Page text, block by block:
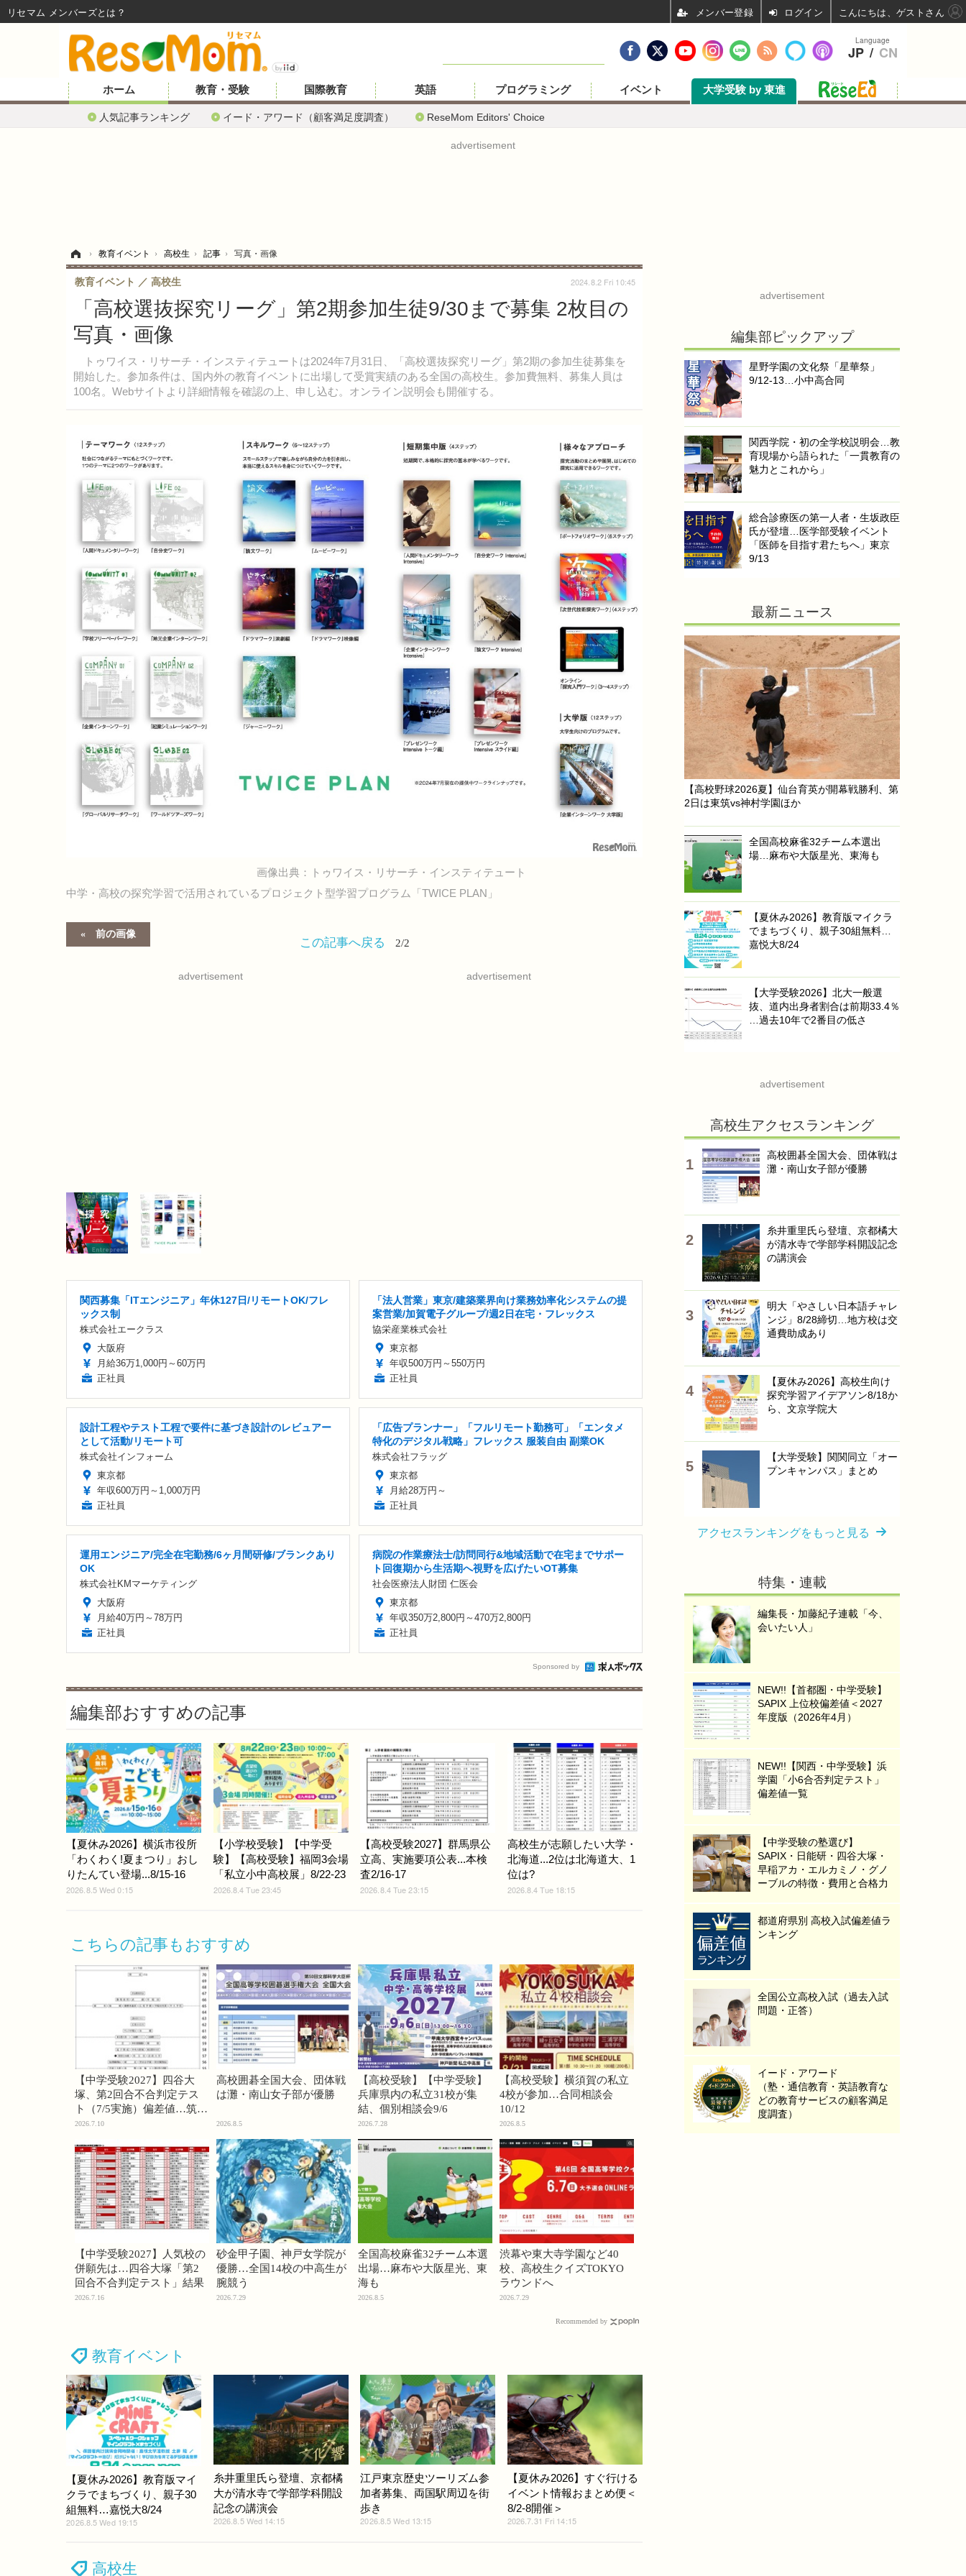
ホーム
人気記事ランキング イード・アワード（顧客満足度調査） ReseMom Editors' Choice
教育・受験 国際教育 英語 プログラミング イベント 大学受験 by 東進
advertisement
› 教育イベント › 高校生 › 記事 › 写真・画像
「高校選抜探究リーグ」第2期参加生徒9/30まで募集 2枚目の
写真・画像
トゥワイス・リサーチ・インスティテュートは2024年7月31日、「高校選抜探究リーグ」第2期の参加生徒募集を
開始した。参加条件は、国内外の教育イベントに出場して受賞実績のある全国の高校生。参加費無料、募集人員は
100名。Webサイトより詳細情報を確認の上、申し込む。オンライン説明会も開催する。
教育イベント 高校生 2024.8.2 Fri 10:45
画像出典：トゥワイス・リサーチ・インスティテュート
中学・高校の探究学習で活用されているプロジェクト型学習プログラム「TWICE PLAN」
前の画像
この記事へ戻る 2/2
advertisement advertisement
関西募集「ITエンジニア」年休127日/リモートOK/フレ
ックス制
株式会社エークラス
大阪府
月給36万1,000円～60万円
正社員
「法人営業」東京/建築業界向け業務効率化システムの提
案営業/加賀電子グループ/週2日在宅・フレックス
協栄産業株式会社
東京都
年収500万円～550万円
正社員
設計工程やテスト工程で要件に基づき設計のレビュアー
として活動/リモート可
株式会社インフォーム
東京都
年収600万円～1,000万円
正社員
「広告プランナー」「フルリモート勤務可」「エンタメ
特化のデジタル戦略」フレックス 服装自由 副業OK
株式会社フラッグ
東京都
月給28万円～
正社員
運用エンジニア/完全在宅勤務/6ヶ月間研修/ブランクあり
OK
株式会社KMマーケティング
大阪府
月給40万円～78万円
正社員
病院の作業療法士/訪問同行&地域活動で在宅までサポー
ト回復期から生活期へ視野を広げたいOT募集
社会医療法人財団 仁医会
東京都
年収350万2,800円～470万2,800円
正社員
Sponsored by
編集部おすすめの記事
【夏休み2026】横浜市役所
「わくわく!夏まつり」おし
りたんてい登場...8/15-16
2026.8.5 Wed 0:15
【小学校受験】【中学受
験】【高校受験】福岡3会場
「私立小中高校展」8/22-23
2026.8.4 Tue 23:45
【高校受験2027】群馬県公
立高、実施要項公表...本検
査2/16-17
2026.8.4 Tue 23:15
高校生が志願したい大学・
北海道...2位は北海道大、1
位は?
2026.8.4 Tue 18:15
こちらの記事もおすすめ
【中学受験2027】四谷大
塚、第2回合不合判定テス
ト（7/5実施）偏差値…筑駒
74・桜蔭70＜PR＞
2026.7.10
高校囲碁全国大会、団体戦
は灘・南山女子部が優勝
2026.8.5
【高校受験】【中学受験】
兵庫県内の私立31校が集
結、個別相談会9/6
2026.7.28
【高校受験】横須賀の私立
4校が参加…合同相談会
10/12
2026.8.5
【中学受験2027】人気校の
併願先は…四谷大塚「第2
回合不合判定テスト」結果
2026.7.16
砂金甲子園、神戸女学院が
優勝…全国14校の中高生が
腕競う
2026.7.29
全国高校麻雀32チーム本選
出場…麻布や大阪星光、東
海も
2026.8.5
渋幕や東大寺学園など40
校、高校生クイズTOKYO
ラウンドへ
2026.7.29
Recommended by
教育イベント
【夏休み2026】教育版マイ
クラでまちづくり、親子30
組無料…嘉悦大8/24
2026.8.5 Wed 19:15
糸井重里氏ら登壇、京都橘
大が清水寺で学部学科開設
記念の講演会
2026.8.5 Wed 14:15
江戸東京歴史ツーリズム参
加者募集、両国駅周辺を街
歩き
2026.8.5 Wed 13:15
【夏休み2026】すぐ行ける
イベント情報おまとめ便＜
8/2-8開催＞
2026.7.31 Fri 14:15
高校生
advertisement
編集部ピックアップ
星野学園の文化祭「星華祭」
9/12-13…小中高合同
関西学院・初の全学校説明会…教
育現場から語られた「一貫教育の
魅力とこれから」
総合診療医の第一人者・生坂政臣
氏が登壇…医学部受験イベント
「医師を目指す君たちへ」東京
9/13
最新ニュース
【高校野球2026夏】仙台育英が開幕戦勝利、第
2日は東筑vs神村学園ほか
全国高校麻雀32チーム本選出
場…麻布や大阪星光、東海も
【夏休み2026】教育版マイクラ
でまちづくり、親子30組無料…
嘉悦大8/24
【大学受験2026】北大一般選
抜、道内出身者割合は前期33.4％
…過去10年で2番目の低さ
advertisement
高校生アクセスランキング
高校囲碁全国大会、団体戦は
灘・南山女子部が優勝
糸井重里氏ら登壇、京都橘大
が清水寺で学部学科開設記念
の講演会
明大「やさしい日本語チャレ
ンジ」8/28締切…地方校は交
通費助成あり
【夏休み2026】高校生向け
探究学習アイデアソン8/18か
ら、文京学院大
【大学受験】関関同立「オー
プンキャンパス」まとめ
アクセスランキングをもっと見る
特集・連載
編集長・加藤紀子連載「今、
会いたい人」
NEW!!【首都圏・中学受験】
SAPIX 上位校偏差値＜2027
年度版（2026年4月）
NEW!!【関西・中学受験】浜
学園「小6合否判定テスト」
偏差値一覧
【中学受験の塾選び】
SAPIX・日能研・四谷大塚・
早稲アカ・エルカミノ・グノ
ーブルの特徴・費用と合格力
都道府県別 高校入試偏差値ラ
ンキング
全国公立高校入試（過去入試
問題・正答）
イード・アワード
（塾・通信教育・英語教育な
どの教育サービスの顧客満足
度調査）
Language
JP / CN
リセマム メンバーズ ログイン こんにちは、ゲストさん